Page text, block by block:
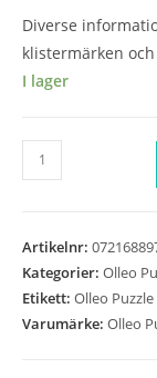
Diverse
klistermärken
I lager
Olleo
Puzzles
Café
-
1000
Artikelnr:
Kategorier: Olleo
Etikett: Olleo Puzzle
Varumärke: Olleo